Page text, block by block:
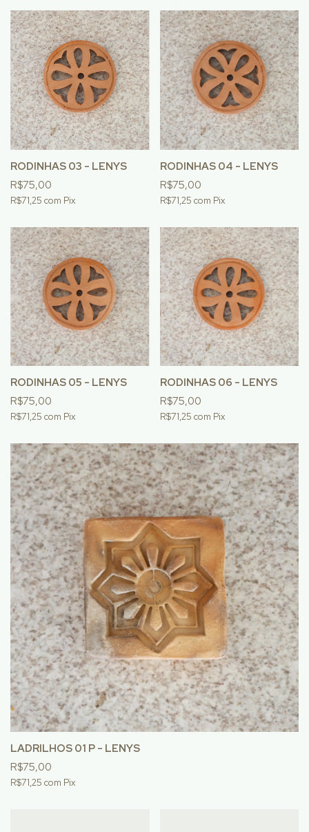
RODINHAS 03 - LENYS
R$75,00
R$71,25 com Pix
RODINHAS 04 - LENYS
R$75,00
R$71,25 com Pix
RODINHAS 05 - LENYS
R$75,00
R$71,25 com Pix
RODINHAS 06 - LENYS
R$75,00
R$71,25 com Pix
LADRILHOS 01 P - LENYS
R$75,00
R$71,25 com Pix